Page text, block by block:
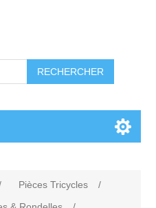
RECHERCHER
Pièces Tricycles
/